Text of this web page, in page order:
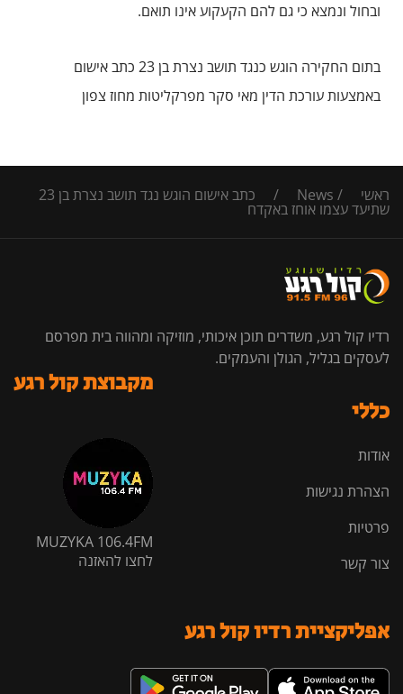
ובחול ונמצא כי גם להם הקעקוע אינו תואם.
בתום החקירה הוגש כנגד תושב נצרת בן 23 כתב אישום
באמצעות עורכת הדין מאי סקר מפרקליטות מחוז צפון
ראשי /
News
/ כתב אישום הוגש נגד תושב נצרת בן 23
שתיעד עצמו אוחז באקדח
רדיו קול רגע, משדרים תוכן איכותי, מוזיקה ומהווה בית מפרסם
לעסקים בגליל, הגולן והעמקים.
כללי
אודות
הצהרת נגישות
פרטיות
צור קשר
מקבוצת קול רגע
MUZYKA 106.4FM
לחצו להאזנה
אפליקציית רדיו קול רגע